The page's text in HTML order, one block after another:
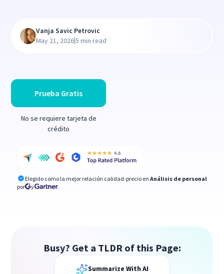
Prueba Gratis
No se requiere tarjeta de
crédito
Elegido como la mejor relación calidad-precio en Análisis de personal
por
y
Vanja Savic Petrovic
May 21, 2026|5 min read
Busy? Get a TLDR of this Page:
Summarize With AI